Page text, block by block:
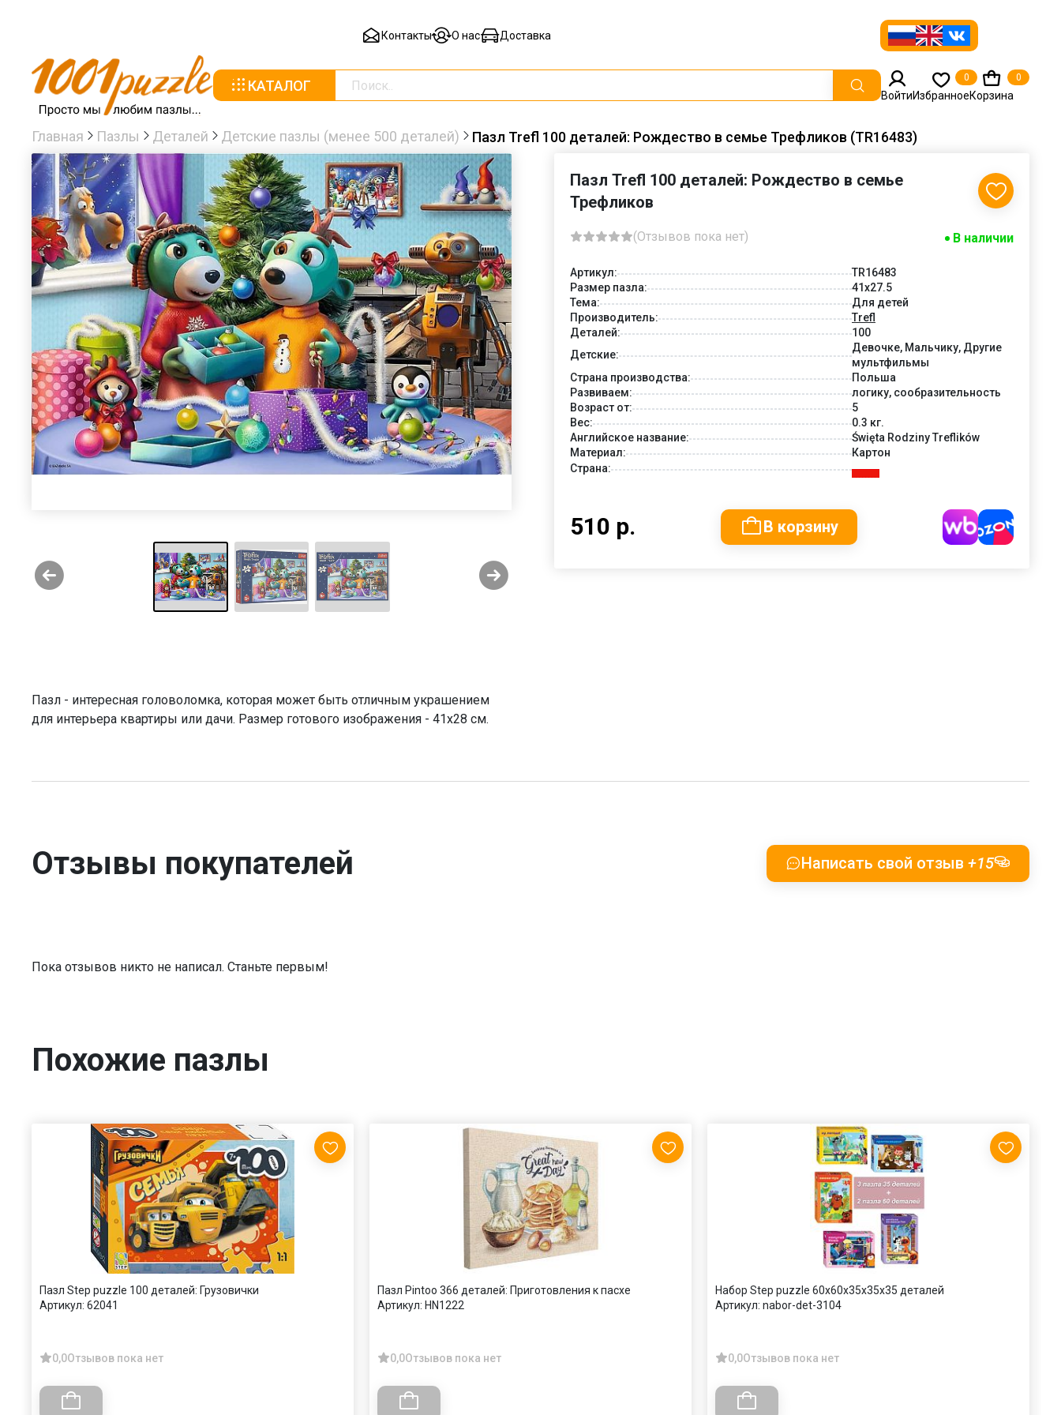
Контакты О нас Доставка
КАТАЛОГ
ВойтиИзбранное
0
Корзина
0
Главная Пазлы Деталей Детские пазлы (менее 500 деталей) Пазл Trefl 100 деталей: Рождество в семье Трефликов (TR16483)
Пазл - интересная головоломка, которая может быть отличным украшением
для интерьера квартиры или дачи. Размер готового изображения - 41х28 см.
Пазл Trefl 100 деталей: Рождество в семье
Трефликов
(Отзывов пока нет) В наличии
Артикул:
TR16483
Размер пазла:
41x27.5
Тема:
Для детей
Производитель:
Trefl
Деталей:
100
Детские:
Девочке, Мальчику, Другие
мультфильмы
Страна производства:
Польша
Развиваем:
логику, сообразительность
Возраст от:
5
Вес:
0.3 кг.
Английское название:
Święta Rodziny Treflików
Материал:
Картон
Страна:
510 р. В корзину
Отзывы покупателей Написать свой отзыв +15
Пока отзывов никто не написал. Станьте первым!
Похожие пазлы
Пазл Step puzzle 100 деталей: Грузовички
Артикул: 62041
0,0Отзывов пока нет
Пазл Pintoo 366 деталей: Приготовления к пасхе
Артикул: HN1222
0,0Отзывов пока нет
Набор Step puzzle 60x60x35x35x35 деталей
Артикул: nabor-det-3104
0,0Отзывов пока нет